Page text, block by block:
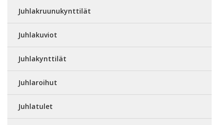
Juhlakruunukynttilät
Juhlakuviot
Juhlakynttilät
Juhlaroihut
Juhlatulet